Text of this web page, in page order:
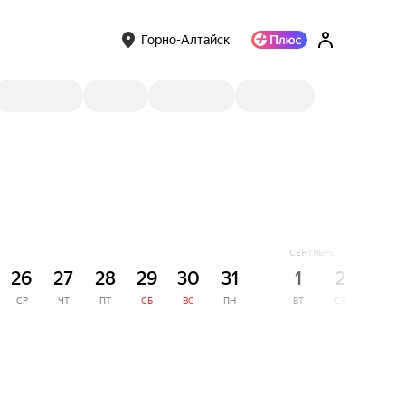
Горно-Алтайск
26
СР
27
ЧТ
28
ПТ
29
СБ
30
ВС
31
ПН
СЕНТЯБРЬ
1
ВТ
2